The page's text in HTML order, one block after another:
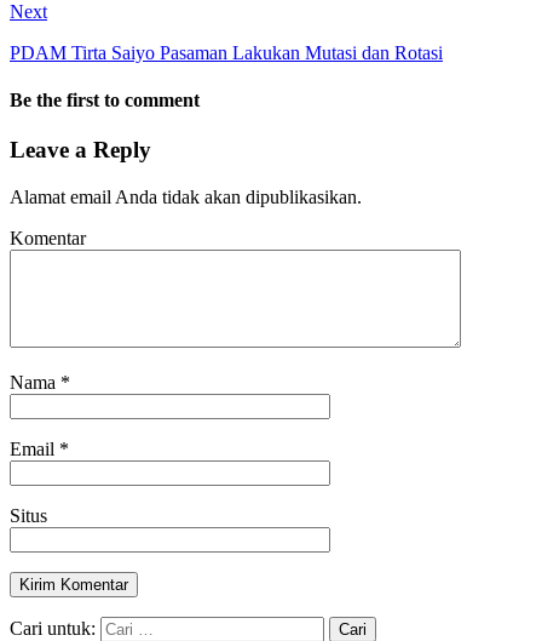
Next
PDAM Tirta Saiyo Pasaman Lakukan Mutasi dan Rotasi
Be the first to comment
Leave a Reply
Alamat email Anda tidak akan dipublikasikan.
Komentar
Nama *
Email *
Situs
Cari untuk: